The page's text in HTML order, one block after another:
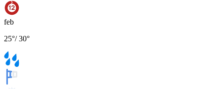
feb
25°/30°